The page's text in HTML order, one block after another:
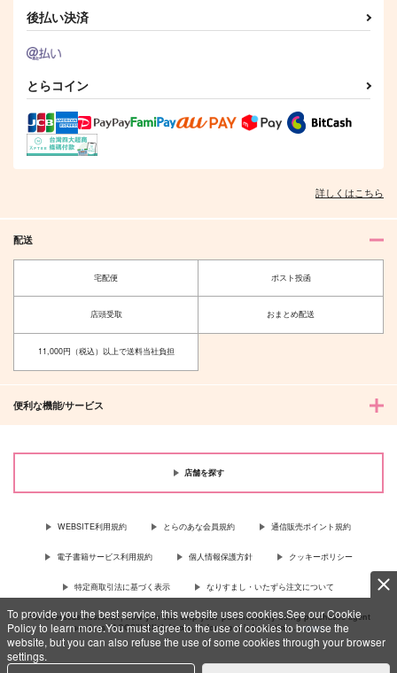
To provide you the best service, this website uses cookies.See our Cookie
Policy to learn more.You must agree to the use of cookies to browse the
website, but you can also refuse the use of some cookies through your browser
settings.
後払い決済
とらコイン
詳しくはこちら
配送
宅配便 ポスト投函
店頭受取 おまとめ配送
11,000円（税込）以上で送料当社負担
便利な機能/サービス
店舗を探す
WEBSITE利用規約 とらのあな会員規約 通信販売ポイント規約
電子書籍サービス利用規約 個人情報保護方針 クッキーポリシー
特定商取引法に基づく表示 なりすまし・いたずら注文について
For Overseas customer, now you can ship your purchases by using purchases agent
services “AOCS”! Click {more…} for more information …more